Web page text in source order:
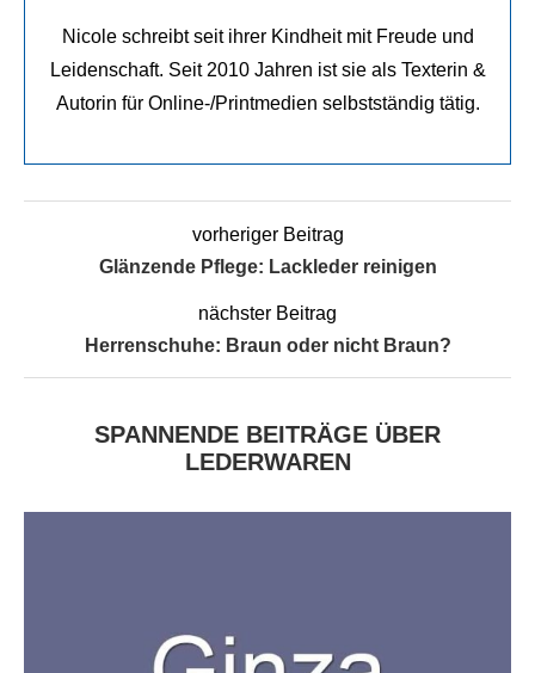
Nicole schreibt seit ihrer Kindheit mit Freude und
Leidenschaft. Seit 2010 Jahren ist sie als Texterin &
Autorin für Online-/Printmedien selbstständig tätig.
vorheriger Beitrag
Glänzende Pflege: Lackleder reinigen
nächster Beitrag
Herrenschuhe: Braun oder nicht Braun?
SPANNENDE BEITRÄGE ÜBER
LEDERWAREN